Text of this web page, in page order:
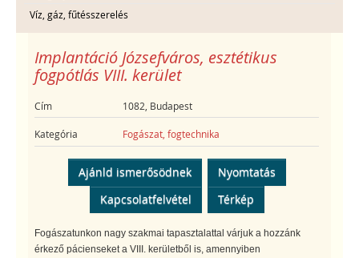
Víz, gáz, fűtésszerelés
Implantáció Józsefváros, esztétikus
fogpótlás VIII. kerület
Cím 1082, Budapest
Kategória Fogászat, fogtechnika
Ajánld ismerősödnek
Nyomtatás
Kapcsolatfelvétel
Térkép
Fogászatunkon nagy szakmai tapasztalattal várjuk a hozzánk
érkező pácienseket a VIII. kerületből is, amennyiben